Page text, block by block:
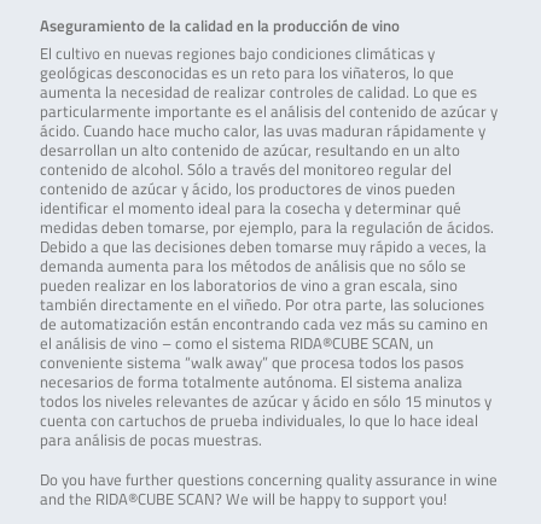
Aseguramiento de la calidad en la producción de vino
El cultivo en nuevas regiones bajo condiciones climáticas y
geológicas desconocidas es un reto para los viñateros, lo que
aumenta la necesidad de realizar controles de calidad. Lo que es
particularmente importante es el análisis del contenido de azúcar y
ácido. Cuando hace mucho calor, las uvas maduran rápidamente y
desarrollan un alto contenido de azúcar, resultando en un alto
contenido de alcohol. Sólo a través del monitoreo regular del
contenido de azúcar y ácido, los productores de vinos pueden
identificar el momento ideal para la cosecha y determinar qué
medidas deben tomarse, por ejemplo, para la regulación de ácidos.
Debido a que las decisiones deben tomarse muy rápido a veces, la
demanda aumenta para los métodos de análisis que no sólo se
pueden realizar en los laboratorios de vino a gran escala, sino
también directamente en el viñedo. Por otra parte, las soluciones
de automatización están encontrando cada vez más su camino en
el análisis de vino – como el sistema RIDA®CUBE SCAN, un
conveniente sistema “walk away” que procesa todos los pasos
necesarios de forma totalmente autónoma. El sistema analiza
todos los niveles relevantes de azúcar y ácido en sólo 15 minutos y
cuenta con cartuchos de prueba individuales, lo que lo hace ideal
para análisis de pocas muestras.
Do you have further questions concerning quality assurance in wine
and the RIDA®CUBE SCAN? We will be happy to support you!